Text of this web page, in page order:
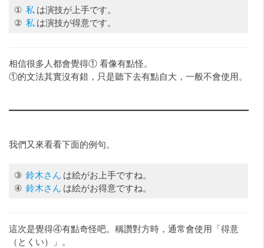
① 私 は演技が上手です。
② 私 は演技が得意です。
相信很多人都會覺得① 看像有點怪。
①的文法其實沒有錯，只是聽下去有點自大，一般不會使用。
我們又來看看下面的例句。
③ 鈴木さん は絵がお上手ですね。
④ 鈴木さん は絵がお得意ですね。
這次是覺得④有點奇怪吧。稱讚對方時，通常會使用「得意
（とくい）」。